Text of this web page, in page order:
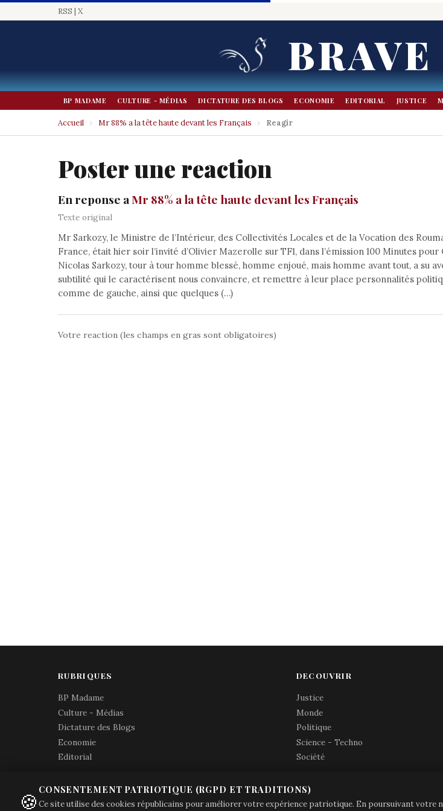
RSS | X
BP MADAME CULTURE - MÉDIAS DICTATURE DES BLOGS ECONOMIE EDITORIAL JUSTICE
Accueil › Mr 88% a la tête haute devant les Français › Reagir
Poster une reaction
En reponse aMr 88% a la tête haute devant les Français
Texte original
Mr Sarkozy, le Ministre de l’Intérieur, des Collectivités Locales et de la Vocation des
France, était hier soir l’invité d’Olivier Mazerolle sur TF1, dans l’émission 100 Minutes pour
Nicolas Sarkozy, tour à tour homme blessé, homme enjoué, mais homme avant tout, a su
subtilité qui le caractérisent nous convaincre, et remettre à leur place personnalités
comme de gauche, ainsi que quelques (…)
Votre reaction (les champs en gras sont obligatoires)
RUBRIQUES
BP Madame
Culture - Médias
Dictature des Blogs
Economie
Editorial
DECOUVRIR
Justice
Monde
Politique
Science - Techno
Société
© Brave Patrie +
🍪
CONSENTEMENT PATRIOTIQUE (RGPD ET TRADITIONS)
Ce site utilise des cookies républicains pour améliorer votre expérience patriotique. En poursuivant votre